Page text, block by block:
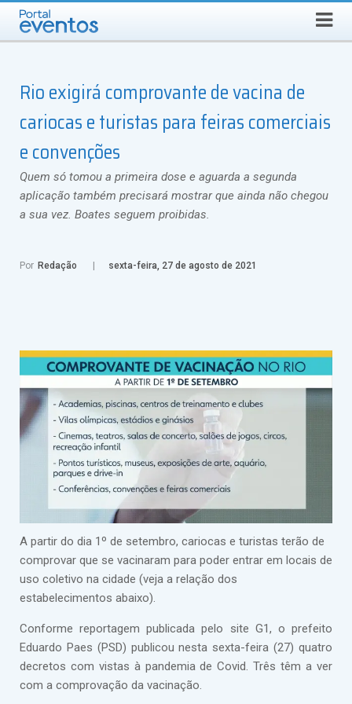
Select Language ▼
Rio exigirá comprovante de vacina de
cariocas e turistas para feiras comerciais
e convenções
Quem só tomou a primeira dose e aguarda a segunda
aplicação também precisará mostrar que ainda não chegou
a sua vez. Boates seguem proibidas.
Por Redação sexta-feira, 27 de agosto de 2021
A partir do dia 1º de setembro, cariocas e turistas terão de
comprovar que se vacinaram para poder entrar em locais de
uso coletivo na cidade (veja a relação dos
estabelecimentos abaixo).
Conforme reportagem publicada pelo site G1, o prefeito
Eduardo Paes (PSD) publicou nesta sexta-feira (27) quatro
decretos com vistas à pandemia de Covid. Três têm a ver
com a comprovação da vacinação.